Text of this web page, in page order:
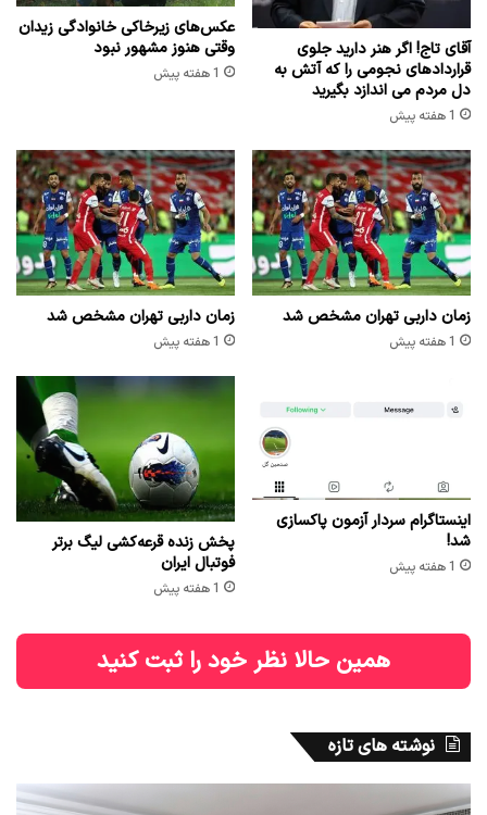
آقای تاج! اگر هنر دارید جلوی
قراردادهای نجومی را که آتش به
دل مردم می اندازد بگیرید
1 هفته پیش
عکس‌های زیرخاکی خانوادگی زیدان
وقتی هنوز مشهور نبود
1 هفته پیش
زمان داربی تهران مشخص شد
1 هفته پیش
زمان داربی تهران مشخص شد
1 هفته پیش
اینستاگرام سردار آزمون پاکسازی
شد!
1 هفته پیش
پخش زنده قرعه‌کشی لیگ برتر
فوتبال ایران
1 هفته پیش
همین حالا نظر خود را ثبت کنید
نوشته های تازه